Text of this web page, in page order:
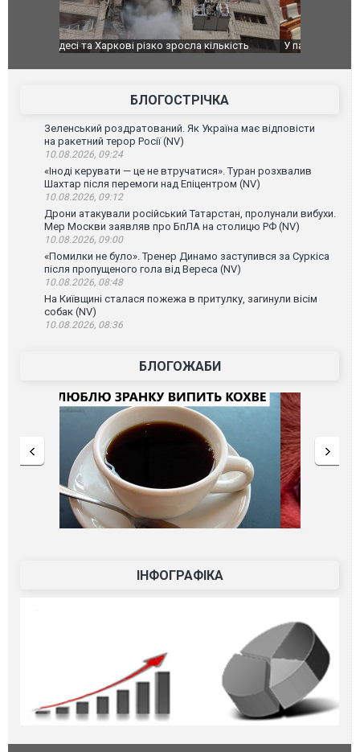
У парламенті Косово прем'єра закидали яйцями
Приїхав
до
зіркового
БЛОГОСТРІЧКА
Зеленський роздратований. Як Україна має відповісти
на ракетний терор Росії (NV)
10.08.2026, 09:24
«Іноді керувати — це не втручатися». Туран розхвалив
Шахтар після перемоги над Епіцентром (NV)
10.08.2026, 09:12
Дрони атакували російський Татарстан, пролунали вибухи.
Мер Москви заявляв про БпЛА на столицю РФ (NV)
10.08.2026, 09:00
«Помилки не було». Тренер Динамо заступився за Суркіса
після пропущеного гола від Вереса (NV)
10.08.2026, 08:48
На Київщині сталася пожежа в притулку, загинули вісім
собак (NV)
10.08.2026, 08:36
БЛОГОЖАБИ
ІНФОГРАФІКА